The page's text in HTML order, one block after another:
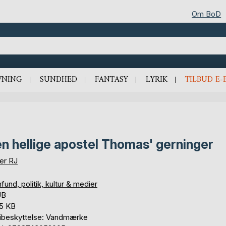
Om BoD
SUNDHED FANTASY LYRIK TILBUD E-
hellige apostel Thomas' gerninger
RJ
politik, kultur & medier
KB
Vandmærke